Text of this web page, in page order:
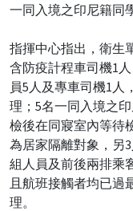
一同入境之印尼籍同
指揮中心指出，衛生
含防疫計程車司機1
員5人及專車司機1人
理；5名一同入境之
檢後在同寢室內等待
為居家隔離對象，另
組人員及前後兩排乘
且航班接觸者均已過
理。